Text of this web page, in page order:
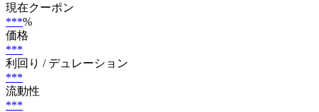
現在クーポン
***%
価格
***
利回り / デュレーション
***
流動性
***